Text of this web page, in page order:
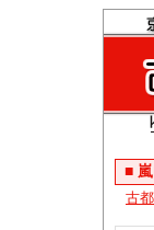
■
古